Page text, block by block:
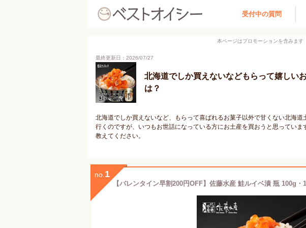
受付中の質問
本ページはプロモーションを含みます
最終更新日：2026/07/27
北海道でしか買えないなどもらって嬉しい
は？
北海道でしか買えないなど、もらって喜ばれるお菓子以外で甘くない北海
行くのですが、いつもお世話になっている方にお土産を買おうと思ってい
教えてください。
no. 1